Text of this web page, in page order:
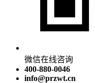
微信在线咨询
400-880-0046
info@przwt.cn